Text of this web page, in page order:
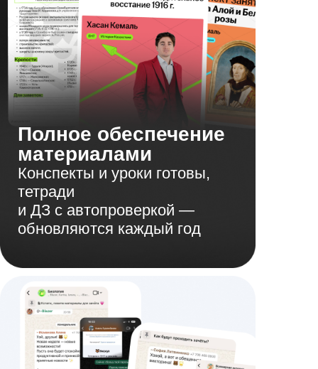
Полное обеспечение
материалами
Конспекты и уроки готовы,
тетради
и ДЗ с автопроверкой —
обновляются каждый год